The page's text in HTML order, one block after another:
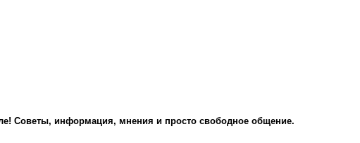
Советы, информация, мнения и просто свободное общение.